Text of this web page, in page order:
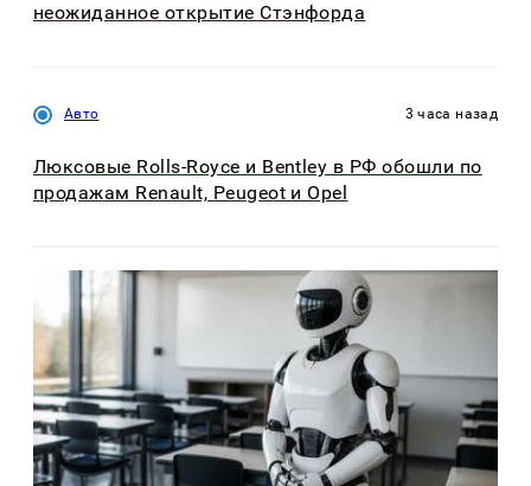
неожиданное открытие Стэнфорда
Авто 3 часа назад
Люксовые Rolls-Royce и Bentley в РФ обошли по
продажам Renault, Peugeot и Opel